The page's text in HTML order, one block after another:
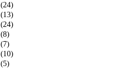
(24)
(13)
(24)
(8)
(7)
(10)
(5)